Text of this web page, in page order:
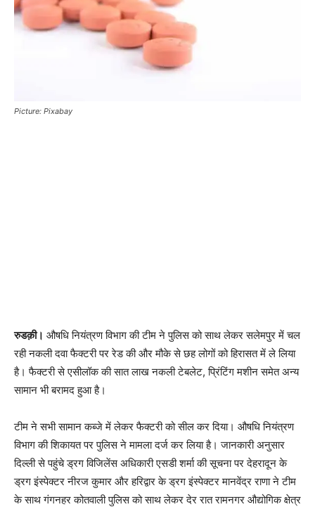
Picture: Pixabay
रुडक़ी। औषधि नियंत्रण विभाग की टीम ने पुलिस को साथ लेकर सलेमपुर में चल
रही नकली दवा फैक्टरी पर रेड की और मौके से छह लोगों को हिरासत में ले लिया
है। फैक्टरी से एसीलॉक की सात लाख नकली टेबलेट, प्रिंटिंग मशीन समेत अन्य
सामान भी बरामद हुआ है।
टीम ने सभी सामान कब्जे में लेकर फैक्टरी को सील कर दिया। औषधि नियंत्रण
विभाग की शिकायत पर पुलिस ने मामला दर्ज कर लिया है। जानकारी अनुसार
दिल्ली से पहुंचे ड्रग विजिलेंस अधिकारी एसडी शर्मा की सूचना पर देहरादून के
ड्रग इंस्पेक्टर नीरज कुमार और हरिद्वार के ड्रग इंस्पेक्टर मानवेंद्र राणा ने टीम
के साथ गंगनहर कोतवाली पुलिस को साथ लेकर देर रात रामनगर औद्योगिक क्षेत्र